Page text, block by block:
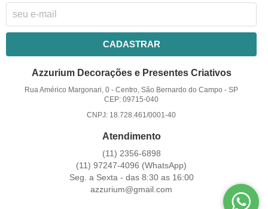
CADASTRAR
Azzurium Decorações e Presentes Criativos
Rua Américo Margonari, 0 -Centro, São Bernardo do Campo -SP
CEP: 09715-040
CNPJ: 18.728.461/0001-40
Atendimento
(11) 2356-6898
(11) 97247-4096 (WhatsApp)
Seg. a Sexta - das 8:30 as 16:00
azzurium@gmail.com